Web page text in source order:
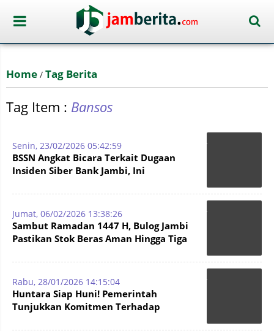
Home / Tag Berita
Tag Item : Bansos
Senin, 23/02/2026 05:42:59
BSSN Angkat Bicara Terkait Dugaan
Insiden Siber Bank Jambi, Ini
Jumat, 06/02/2026 13:38:26
Sambut Ramadan 1447 H, Bulog Jambi
Pastikan Stok Beras Aman Hingga Tiga
Rabu, 28/01/2026 14:15:04
Huntara Siap Huni! Pemerintah
Tunjukkan Komitmen Terhadap